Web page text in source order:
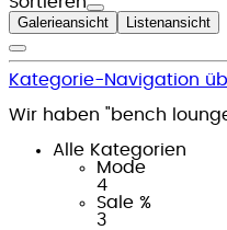
Galerieansicht Listenansicht
Kategorie-Navigation
Wir haben "bench
Alle Kategorien
Mode
4
Sale %
3